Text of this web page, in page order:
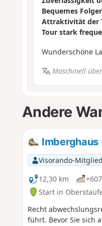
Bequemes
Attraktivität der
Tour stark
Wunderschöne
Maschinell
Andere
Imberghaus
Visorando-Mitglied
12,30 km
Start in
Recht
führt. Bevor Sie sich